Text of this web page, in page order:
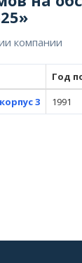
компании
Год
3
1991